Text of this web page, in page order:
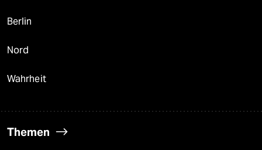
Berlin
Nord
Wahrheit
Themen